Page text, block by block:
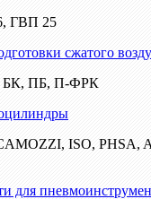
ГВП 25
сжатого
БК, ПБ, П-ФРК
ISO, PHSA,
для